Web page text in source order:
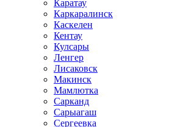
Каратау
Каркаралинск
Каскелен
Кентау
Кулсары
Ленгер
Лисаковск
Макинск
Мамлютка
Сарканд
Сарыагаш
Сергеевка